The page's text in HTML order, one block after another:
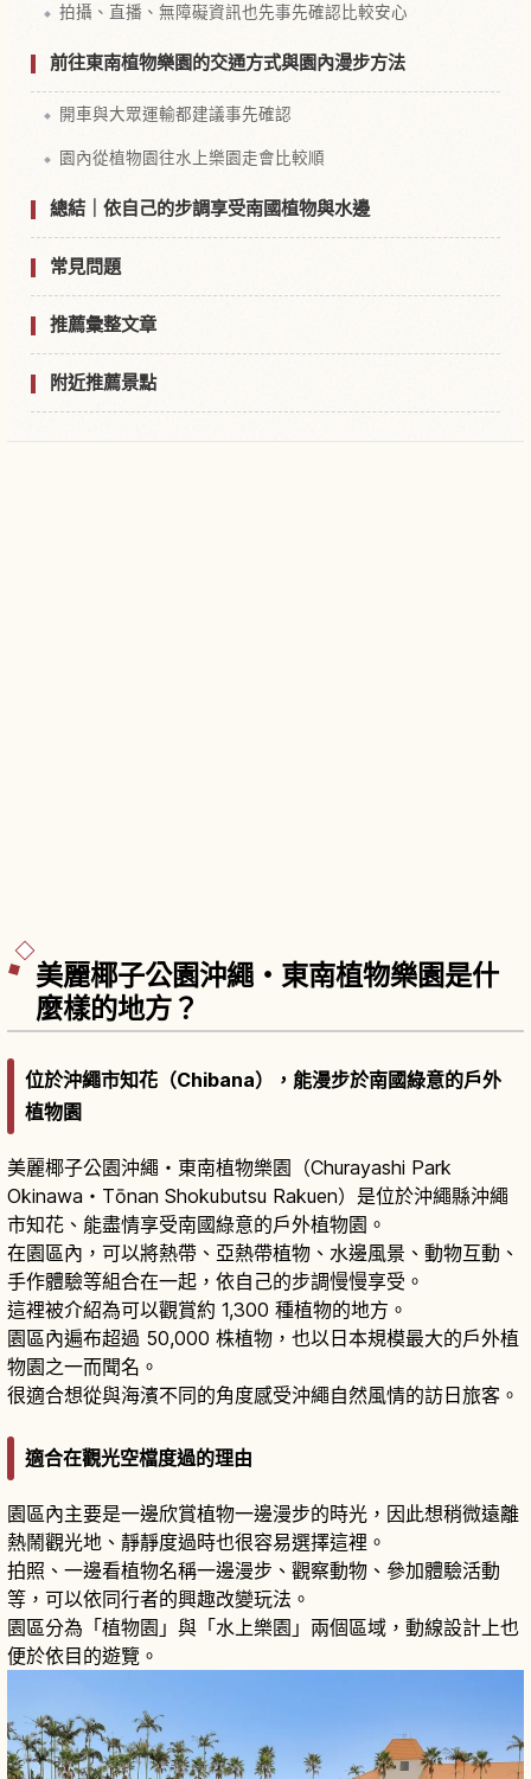
拍攝、直播、無障礙資訊也先事先確認比較安心
前往東南植物樂園的交通方式與園內漫步方法
開車與大眾運輸都建議事先確認
園內從植物園往水上樂園走會比較順
總結｜依自己的步調享受南國植物與水邊
常見問題
推薦彙整文章
附近推薦景點
美麗椰子公園沖繩・東南植物樂園是什
麼樣的地方？
位於沖繩市知花（Chibana），能漫步於南國綠意的戶外
植物園
美麗椰子公園沖繩・東南植物樂園（Churayashi Park
Okinawa・Tōnan Shokubutsu Rakuen）是位於沖繩縣沖繩
市知花、能盡情享受南國綠意的戶外植物園。
在園區內，可以將熱帶、亞熱帶植物、水邊風景、動物互動、
手作體驗等組合在一起，依自己的步調慢慢享受。
這裡被介紹為可以觀賞約 1,300 種植物的地方。
園區內遍布超過 50,000 株植物，也以日本規模最大的戶外植
物園之一而聞名。
很適合想從與海濱不同的角度感受沖繩自然風情的訪日旅客。
適合在觀光空檔度過的理由
園區內主要是一邊欣賞植物一邊漫步的時光，因此想稍微遠離
熱鬧觀光地、靜靜度過時也很容易選擇這裡。
拍照、一邊看植物名稱一邊漫步、觀察動物、參加體驗活動
等，可以依同行者的興趣改變玩法。
園區分為「植物園」與「水上樂園」兩個區域，動線設計上也
便於依目的遊覽。